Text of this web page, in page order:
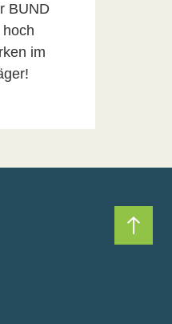
BUND
im